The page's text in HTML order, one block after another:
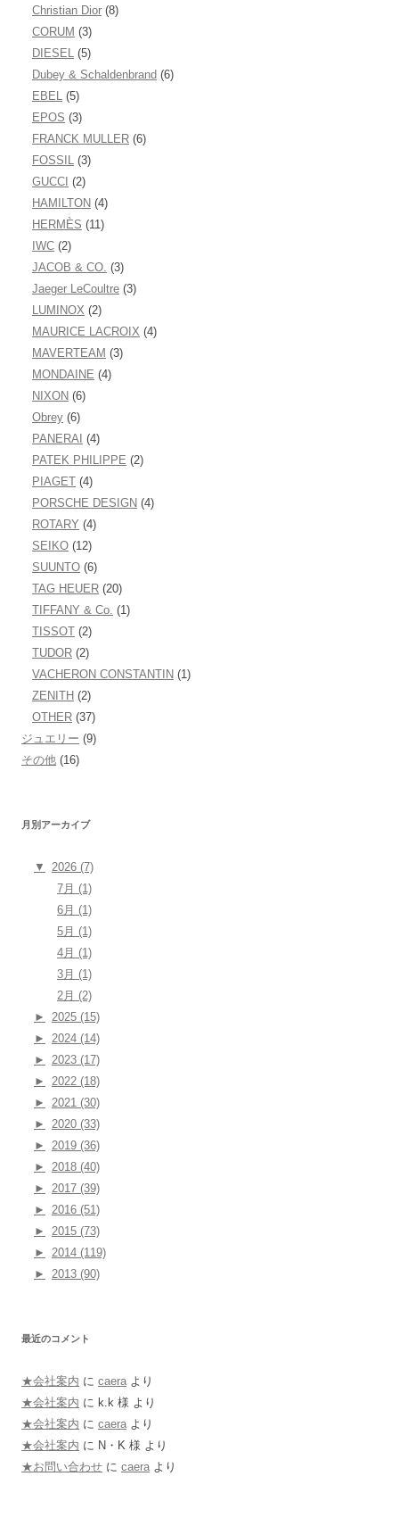
Christian Dior (8)
CORUM (3)
DIESEL (5)
Dubey & Schaldenbrand (6)
EBEL (5)
EPOS (3)
FRANCK MULLER (6)
FOSSIL (3)
GUCCI (2)
HAMILTON (4)
HERMÈS (11)
IWC (2)
JACOB & CO. (3)
Jaeger LeCoultre (3)
LUMINOX (2)
MAURICE LACROIX (4)
MAVERTEAM (3)
MONDAINE (4)
NIXON (6)
Obrey (6)
PANERAI (4)
PATEK PHILIPPE (2)
PIAGET (4)
PORSCHE DESIGN (4)
ROTARY (4)
SEIKO (12)
SUUNTO (6)
TAG HEUER (20)
TIFFANY & Co. (1)
TISSOT (2)
TUDOR (2)
VACHERON CONSTANTIN (1)
ZENITH (2)
OTHER (37)
ジュエリー (9)
その他 (16)
月別アーカイブ
▼
2026 (7)
7月 (1)
6月 (1)
5月 (1)
4月 (1)
3月 (1)
2月 (2)
►
2025 (15)
►
2024 (14)
►
2023 (17)
►
2022 (18)
►
2021 (30)
►
2020 (33)
►
2019 (36)
►
2018 (40)
►
2017 (39)
►
2016 (51)
►
2015 (73)
►
2014 (119)
►
2013 (90)
最近のコメント
★会社案内 に caera より
★会社案内 に k.k 様 より
★会社案内 に caera より
★会社案内 に N・K 様 より
★お問い合わせ に caera より